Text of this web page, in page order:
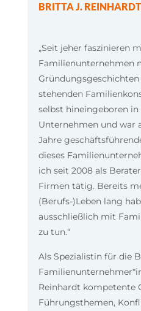
BRITTA J. REINHARDT
„Seit jeher faszinieren
Familienunternehmen
stehenden
selbst hineingeboren
Unternehmen und war
Jahre
dieses
ich seit 2008 als
Firmen tätig. Bereits
(Berufs-)Leben lang
ausschließlich mit
zu tun.“
Als Spezialistin für die
Reinhardt kompetente
Führungsthemen,